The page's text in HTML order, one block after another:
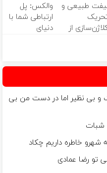
دیجیتال
طبیعی و
از
والکس: پل
ارتباطی شما با
دنیای
و بی نظیر اما در دست من بی
شبات
خاطره داریم چکاد
تو رضا عمادی